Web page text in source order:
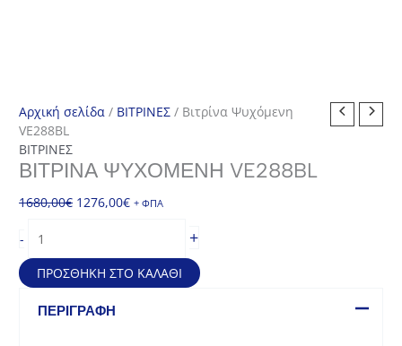
Αρχική σελίδα / ΒΙΤΡΙΝΕΣ / Βιτρίνα Ψυχόμενη
VE288BL
ΒΙΤΡΙΝΕΣ
ΒΙΤΡΊΝΑ ΨΥΧΌΜΕΝΗ VE288BL
1680,00€ Original
1680,00€.
1276,00€Η
είναι:
1276,00€.
+ ΦΠΑ
-
Ψυχόμενη
VE288BL
ποσότητα
+
ΠΡΟΣΘΉΚΗ ΣΤΟ ΚΑΛΆΘΙ
ΠΕΡΙΓΡΑΦΉ